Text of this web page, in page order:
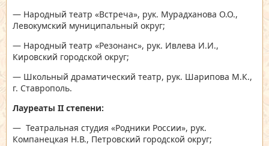
— Народный театр «Встреча», рук. Мурадханова О.О.,
Левокумский муниципальный округ;
— Народный театр «Резонанс», рук. Ивлева И.И.,
Кировский городской округ;
— Школьный драматический театр, рук. Шарипова М.К.,
г. Ставрополь.
Лауреаты II степени:
— Театральная студия «Родники России», рук.
Компанецкая Н.В., Петровский городской округ;